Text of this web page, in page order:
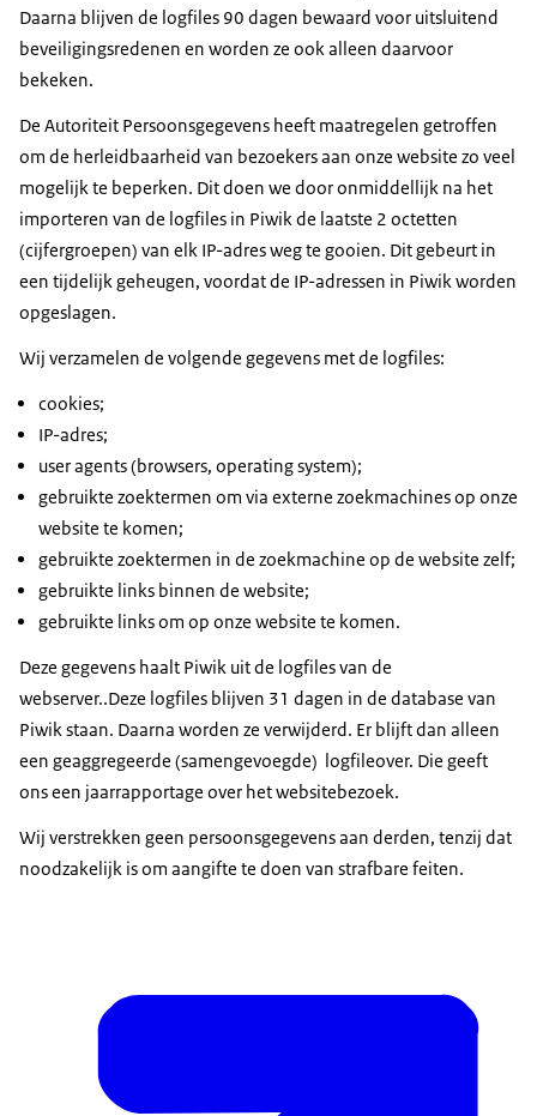
Daarna blijven de logfiles 90 dagen bewaard voor uitsluitend
beveiligingsredenen en worden ze ook alleen daarvoor
bekeken.
De Autoriteit Persoonsgegevens heeft maatregelen getroffen
om de herleidbaarheid van bezoekers aan onze website zo veel
mogelijk te beperken. Dit doen we door onmiddellijk na het
importeren van de logfiles in Piwik de laatste 2 octetten
(cijfergroepen) van elk IP-adres weg te gooien. Dit gebeurt in
een tijdelijk geheugen, voordat de IP-adressen in Piwik worden
opgeslagen.
Wij verzamelen de volgende gegevens met de logfiles:
cookies;
IP-adres;
user agents(browsers, operating system);
gebruikte zoektermen om via externe zoekmachines op onze
website te komen;
gebruikte zoektermen in de zoekmachine op de website zelf;
gebruikte links binnen de website;
gebruikte links om op onze website te komen.
Deze gegevens haalt Piwik uit de logfilesvan de
webserver..Deze logfiles blijven 31 dagen in de database van
Piwik staan. Daarna worden ze verwijderd. Er blijft dan alleen
een geaggregeerde (samengevoegde) logfileover. Die geeft
ons een jaarrapportage over het websitebezoek.
Wij verstrekken geen persoonsgegevens aan derden, tenzij dat
noodzakelijk is om aangifte te doen van strafbare feiten.